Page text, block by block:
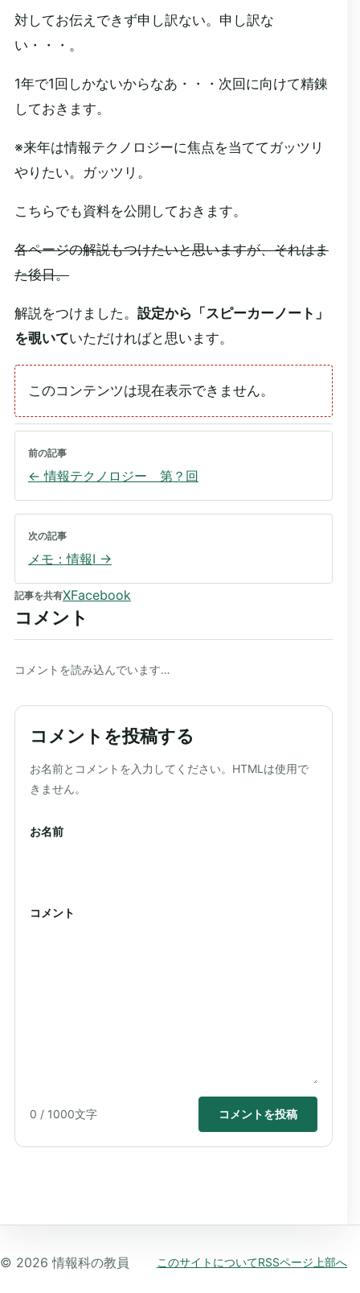
対してお伝えできず申し訳ない。申し訳な
い・・・。
1年で1回しかないからなあ・・・次回に向けて精錬
しておきます。
※来年は情報テクノロジーに焦点を当ててガッツリ
やりたい。ガッツリ。
こちらでも資料を公開しておきます。
各ページの解説もつけたいと思いますが、それはま
た後日。
解説をつけました。 設定から「スピーカーノート」
を覗いていただければと思います。
このコンテンツは現在表示できません。
前の記事
←情報テクノロジー 第？回
次の記事
メモ：情報I →
記事を共有XFacebook
コメント
コメントを読み込んでいます…
コメントを投稿する
お名前とコメントを入力してください。HTMLは使用で
きません。
お名前
コメント
0 / 1000文字 コメントを投稿
ウェブサイト
© 2026 情報科の教員 このサイトについてRSSページ上部へ